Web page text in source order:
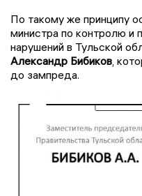
По такому же принципу
министра по контролю и
нарушений в Тульской
Александр Бибиков,
до зампреда.